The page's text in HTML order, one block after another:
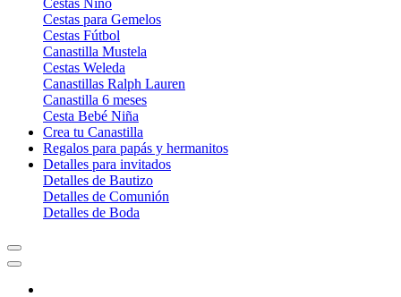
Cestas Niño
Cestas para Gemelos
Cestas Fútbol
Canastilla Mustela
Cestas Weleda
Canastillas Ralph Lauren
Canastilla 6 meses
Cesta Bebé Niña
Crea tu Canastilla
Regalos para papás y hermanitos
Detalles para invitados
Detalles de Bautizo
Detalles de Comunión
Detalles de Boda